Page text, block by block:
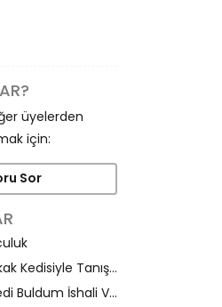
üyelerden
için:
Sor
Arkadaşlar Bir Sokak Kedisiyle Tanıştım
Sokakta Yavru Kedi Buldum İshali Var Ne Yapabilirim Evde🙏🏼